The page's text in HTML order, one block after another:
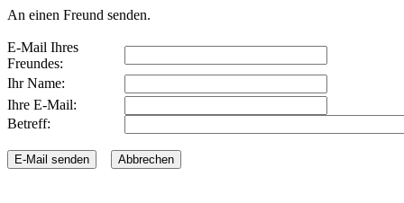
An einen Freund senden.
E-Mail Ihres
Freundes:
Ihr Name:
Ihre E-Mail:
Betreff: